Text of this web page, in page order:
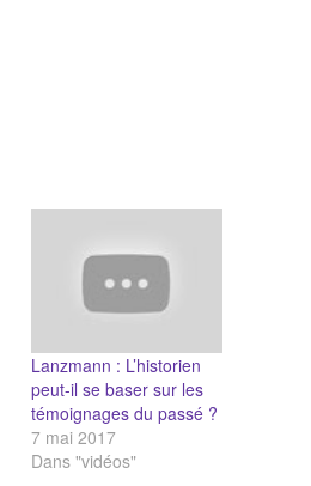
Lanzmann : L’historien
peut-il se baser sur les
témoignages du passé ?
7 mai 2017
Dans "vidéos"